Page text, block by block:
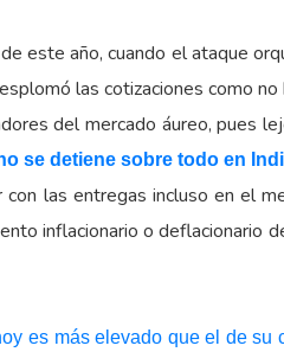
este año, cuando el ataque
las cotizaciones como no
del mercado áureo, pues
se detiene sobre todo en
las entregas incluso en el
inflacionario o deflacionario
es más elevado que el de